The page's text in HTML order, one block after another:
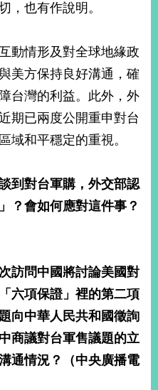
，也有作說明。
動情形及對全球地緣政
美方保持良好溝通，確
台灣的利益。此外，外
期已兩度公開重申對台
域和平穩定的重視。
到對台軍購，外交部認
？會如何應對這件事？
訪問中國將討論美國對
六項保證」裡的第二項
向中華人民共和國徵詢
商議對台軍售議題的立
通情況？（中央廣播電